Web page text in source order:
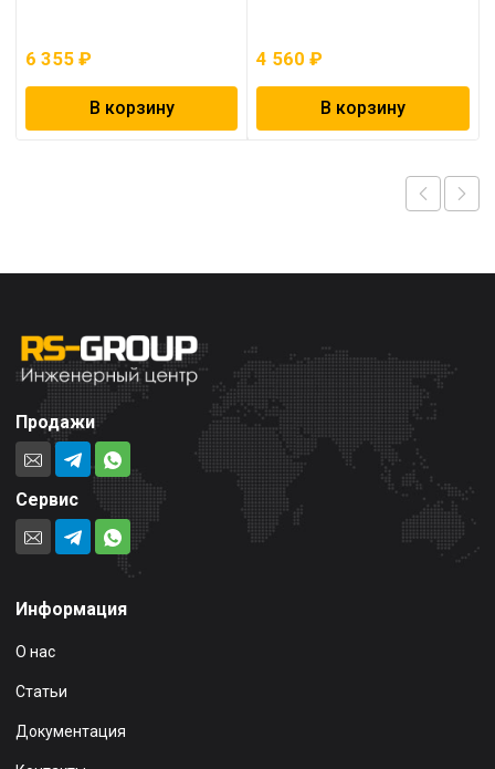
6 355 ₽
В корзину
4 560₽
В корзину
Продажи
Сервис
Информация
О нас
Статьи
Документация